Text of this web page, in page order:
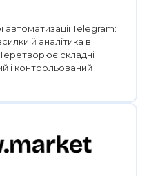
Telegram:
й аналітика в
складні
і контрольований